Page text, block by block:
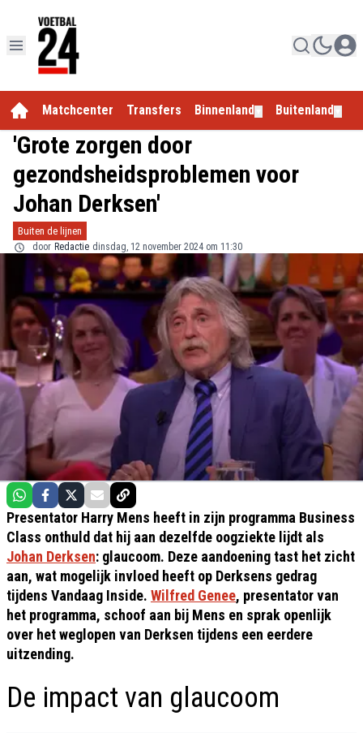
Matchcenter Transfers Binnenland Buitenland
'Grote zorgen door
gezondsheidsproblemen voor
Johan Derksen'
Buiten de lijnen
door Redactie dinsdag, 12 november 2024 om 11:30
Presentator Harry Mens heeft in zijn programma Business
Class onthuld dat hij aan dezelfde oogziekte lijdt als
Johan Derksen: glaucoom. Deze aandoening tast het zicht
aan, wat mogelijk invloed heeft op Derksens gedrag
tijdens Vandaag Inside. Wilfred Genee, presentator van
het programma, schoof aan bij Mens en sprak openlijk
over het weglopen van Derksen tijdens een eerdere
uitzending.
De impact van glaucoom